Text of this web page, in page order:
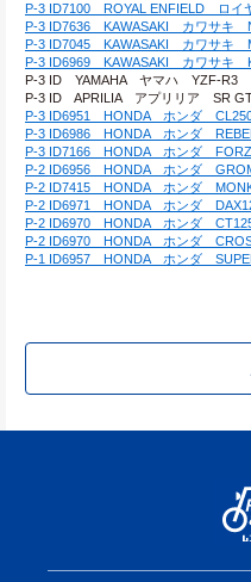
P-3 ID7100　ROYAL ENFIELD　ロ
P-3 ID7636　KAWASAKI　カワサキ
P-3 ID7045　KAWASAKI　カワサキ
P-3 ID6969　KAWASAKI　カワサキ
P-3 ID　YAMAHA　ヤマハ　YZF-R3
P-3 ID　APRILIA　アプリリア　SR
P-3 ID6951　HONDA　ホンダ　
P-3 ID6986　HONDA　ホンダ　
P-3 ID7166　HONDA　ホンダ　
P-2 ID6956　HONDA　ホンダ　
P-2 ID7415　HONDA　ホンダ　
P-2 ID6971　HONDA　ホンダ　
P-2 ID6970　HONDA　ホンダ　
P-2 ID6970　HONDA　ホンダ　
P-1 ID6957　HONDA　ホンダ　